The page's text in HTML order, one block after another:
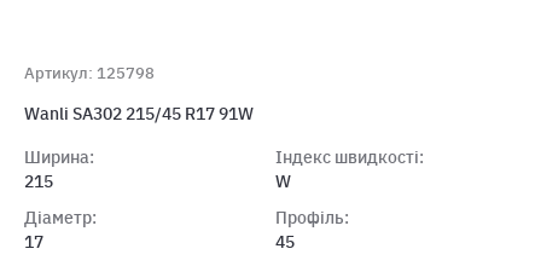
Артикул: 125798
Wanli SA302 215/45 R17 91W
Ширина:
215
Діаметр:
17
Індекс швидкості:
W
Профіль:
45